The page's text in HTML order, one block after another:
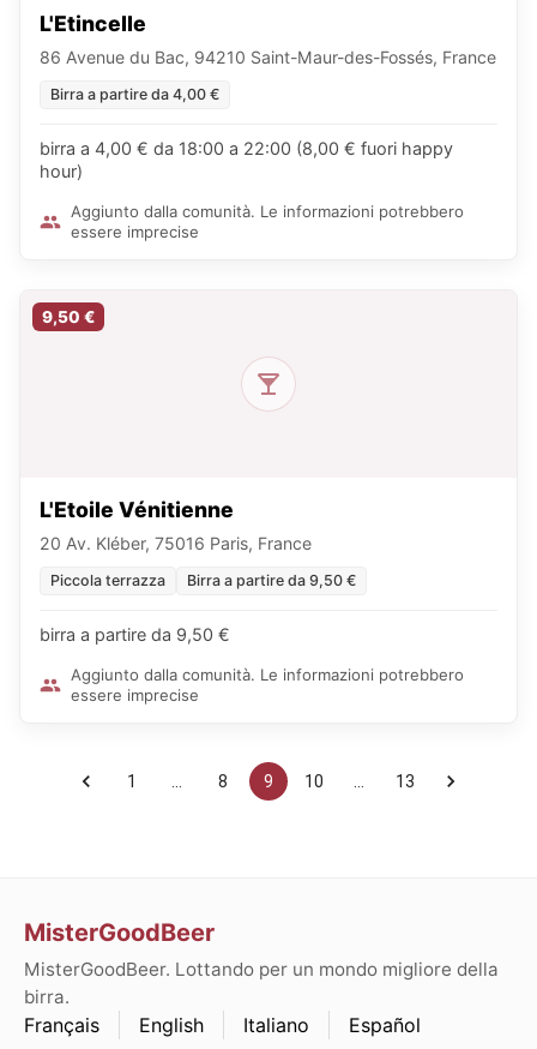
L'Etincelle
86 Avenue du Bac, 94210 Saint-Maur-des-Fossés, France
Birra a partire da 4,00 €
birra a 4,00 € da 18:00 a 22:00 (8,00 € fuori happy
hour)
Aggiunto dalla comunità. Le informazioni potrebbero
essere imprecise
9,50 €
L'Etoile Vénitienne
20 Av. Kléber, 75016 Paris, France
Piccola terrazza Birra a partire da 9,50 €
birra a partire da 9,50 €
Aggiunto dalla comunità. Le informazioni potrebbero
essere imprecise
1 8 9 10 13
MisterGoodBeer
MisterGoodBeer. Lottando per un mondo migliore della
birra.
Français English Italiano Español